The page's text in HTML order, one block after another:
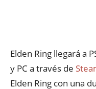
Elden Ring llegará a
y PC a través de
Elden Ring con una